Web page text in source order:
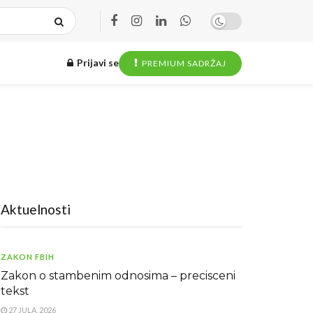
Prijavi se PREMIUM SADRŽAJ
Aktuelnosti
ZAKON FBIH
Zakon o stambenim odnosima – precisceni
tekst
27 JULA, 2026